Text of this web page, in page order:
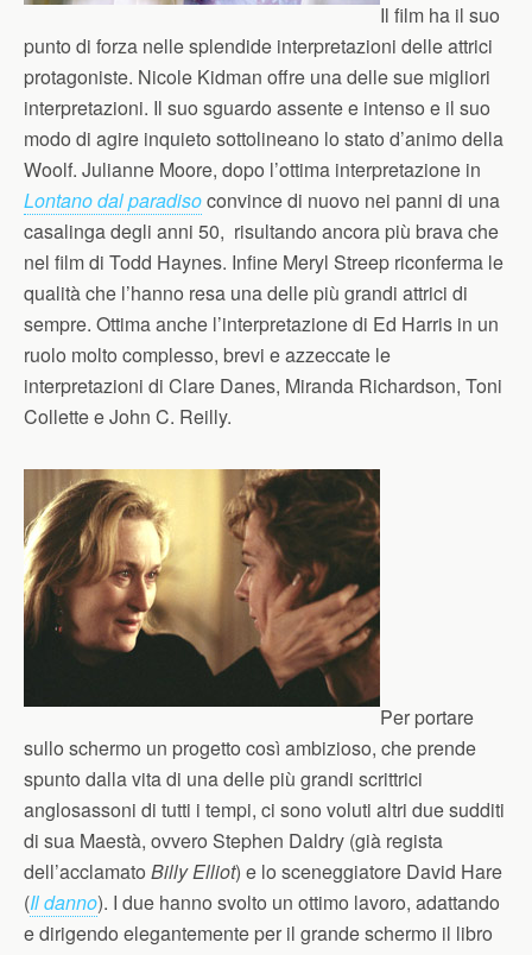
Il film ha il suo
punto di forza nelle splendide interpretazioni delle attrici
protagoniste. Nicole Kidman offre una delle sue migliori
interpretazioni. Il suo sguardo assente e intenso e il suo
modo di agire inquieto sottolineano lo stato d’animo della
Woolf. Julianne Moore, dopo l’ottima interpretazione in
Lontano dal paradisoconvince di nuovo nei panni di una
casalinga degli anni 50, risultando ancora più brava che
nel film di Todd Haynes. Infine Meryl Streep riconferma le
qualità che l’hanno resa una delle più grandi attrici di
sempre. Ottima anche l’interpretazione di Ed Harris in un
ruolo molto complesso, brevi e azzeccate le
interpretazioni di Clare Danes, Miranda Richardson, Toni
Collette e John C. Reilly.
Per portare
sullo schermo un progetto così ambizioso, che prende
spunto dalla vita di una delle più grandi scrittrici
anglosassoni di tutti i tempi, ci sono voluti altri due sudditi
di sua Maestà, ovvero Stephen Daldry (già regista
dell’acclamato Billy Elliot) e lo sceneggiatore David Hare
(Il danno). I due hanno svolto un ottimo lavoro, adattando
e dirigendo elegantemente per il grande schermo il libro